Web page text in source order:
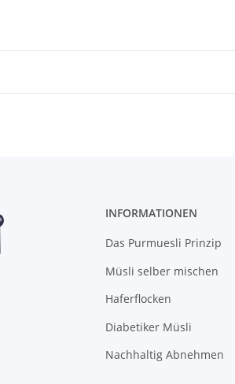
INFORMATIONEN
Das Purmuesli Prinzip
Müsli selber mischen
Haferflocken
Diabetiker Müsli
Nachhaltig Abnehmen